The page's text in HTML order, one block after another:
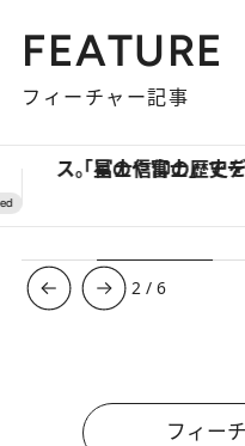
FEATURE
フィーチャー記事
「土佐和ハーブかき氷」がOMO7
3 /6
フィー